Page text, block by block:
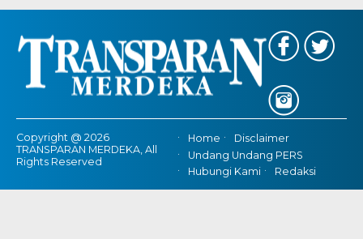
Copyright @ 2026
TRANSPARAN MERDEKA, All
Rights Reserved
Home
Disclaimer
Undang Undang PERS
Hubungi Kami
Redaksi